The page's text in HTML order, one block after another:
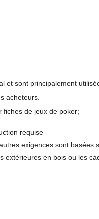
sont principalement
acheteurs.
fiches de jeux de poker;
requise
exigences sont basées
extérieures en bois ou les